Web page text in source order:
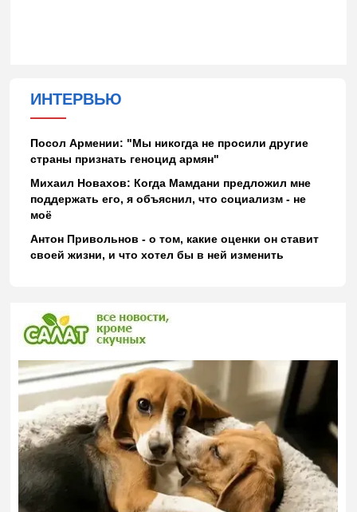
ИНТЕРВЬЮ
Посол Армении: "Мы никогда не просили другие
страны признать геноцид армян"
Михаил Новахов: Когда Мамдани предложил мне
поддержать его, я объяснил, что социализм - не
моё
Антон Привольнов - о том, какие оценки он ставит
своей жизни, и что хотел бы в ней изменить